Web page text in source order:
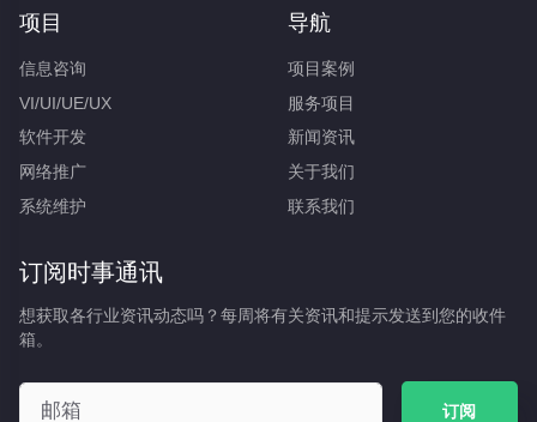
项目
信息咨询
VI/UI/UE/UX
软件开发
网络推广
系统维护
导航
项目案例
服务项目
新闻资讯
关于我们
联系我们
订阅时事通讯
想获取各行业资讯动态吗？每周将有关资讯和提示发送到您的收件
箱。
订阅